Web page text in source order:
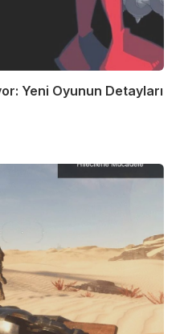
Yeni Oyunun Detayları